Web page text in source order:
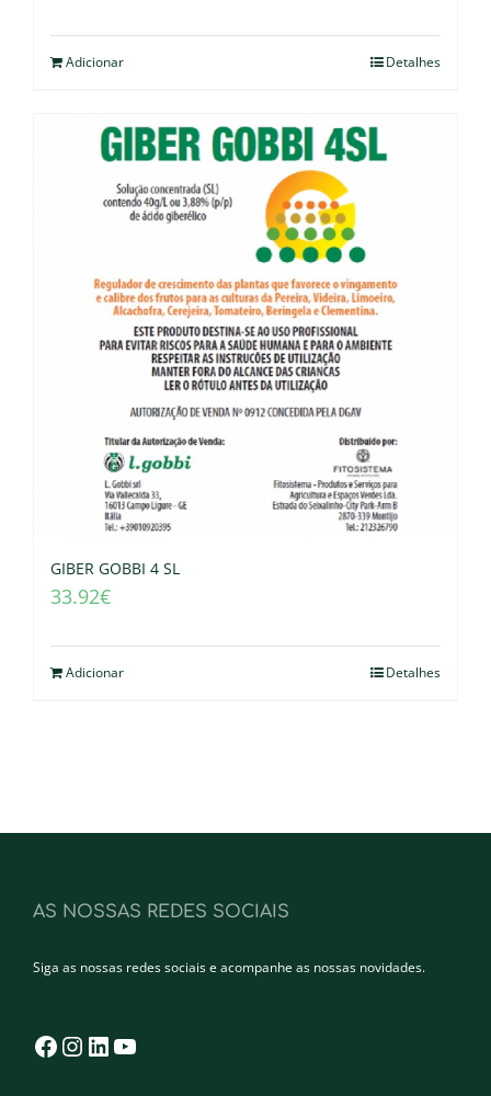
Adicionar Detalhes
GIBER GOBBI 4 SL
33.92€
Adicionar Detalhes
AS NOSSAS REDES SOCIAIS
Siga as nossas redes sociais e acompanhe as nossas novidades.
Facebook
Instagram
LinkedIn